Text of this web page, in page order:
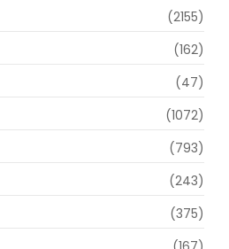
(2155)
(162)
(47)
(1072)
(793)
(243)
(375)